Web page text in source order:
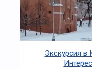
Экскурсия в